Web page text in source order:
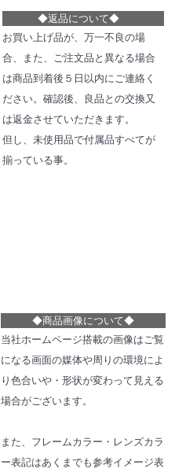
◆返品について◆
お買い上げ品が、万一不良の場
合、また、ご注文品と異なる場合
は商品到着後５日以内にご連絡く
ださい。確認後、良品との交換又
は返金させていただきます。
但し、未使用品で付属品すべてが
揃っている事。
◆商品画像について◆
当社ホームページ搭載の画像はご覧
になる画面の媒体や周りの環境によ
り色合いや・形状が変わって見える
場合がございます。
また、フレームカラー・レンズカラ
ー表記はあくまでも参考イメージ表